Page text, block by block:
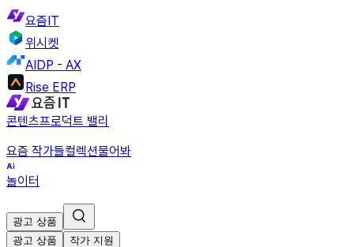
요즘IT
위시켓
AIDP - AX
Rise ERP
콘텐츠프로덕트 밸리
요즘 작가들컬렉션물어봐
놀이터
광고 상품
광고 상품
작가 지원